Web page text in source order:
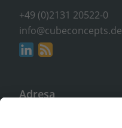
+49 (0)2131 20522-0
info@cubeconcepts.de
Adresa